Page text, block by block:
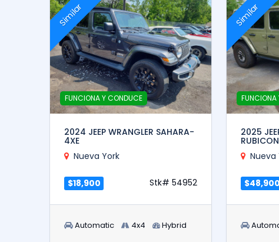
Similar
FUNCIONA Y CONDUCE
2024 JEEP WRANGLER SAHARA-
4XE
Nueva York
$18,900 Stk# 54952
Automatic 4x4 Hybrid
Similar
FUNCIONA
2025
Nueva
$48,900